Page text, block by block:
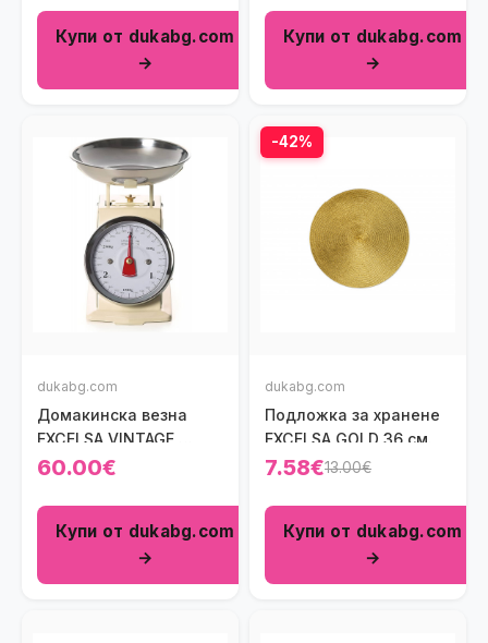
Купи от dukabg.com
→
Купи от dukabg.com
→
dukabg.com
Домакинска везна
EXCELSA VINTAGE,
бежов
60.00€
Купи от dukabg.com
→
-42%
dukabg.com
Подложка за хранене
EXCELSA GOLD 36 см.
7.58€13.00€
Купи от dukabg.com
→